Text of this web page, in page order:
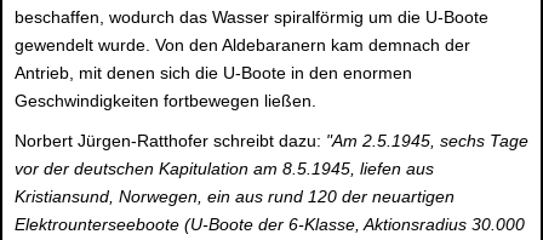
beschaffen, wodurch das Wasser spiralförmig um die U-Boote
gewendelt wurde. Von den Aldebaranern kam demnach der
Antrieb, mit denen sich die U-Boote in den enormen
Geschwindigkeiten fortbewegen ließen.
Norbert Jürgen-Ratthofer schreibt dazu: "Am 2.5.1945, sechs Tage
vor der deutschen Kapitulation am 8.5.1945, liefen aus
Kristiansund, Norwegen, ein aus rund 120 der neuartigen
Elektrounterseeboote (U-Boote der 6-Klasse, Aktionsradius 30.000